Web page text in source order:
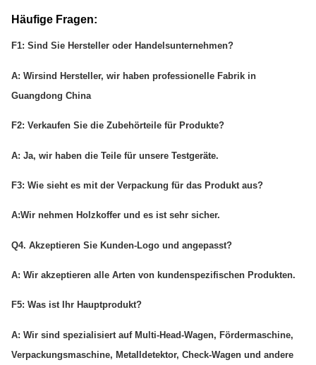
Häufige Fragen:
F1: Sind Sie Hersteller oder Handelsunternehmen?
A: Wirsind Hersteller, wir haben professionelle Fabrik in
Guangdong China
F2: Verkaufen Sie die Zubehörteile für Produkte?
A: Ja, wir haben die Teile für unsere Testgeräte.
F3: Wie sieht es mit der Verpackung für das Produkt aus?
A:Wir nehmen Holzkoffer und es ist sehr sicher.
Q4. Akzeptieren Sie Kunden-Logo und angepasst?
A: Wir akzeptieren alle Arten von kundenspezifischen Produkten.
F5: Was ist Ihr Hauptprodukt?
A: Wir sind spezialisiert auf Multi-Head-Wagen, Fördermaschine,
Verpackungsmaschine, Metalldetektor, Check-Wagen und andere